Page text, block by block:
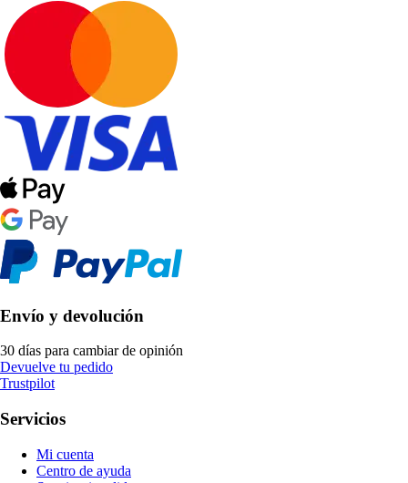
Envío y devolución
30 días para cambiar de opinión
Devuelve tu pedido
Trustpilot
Servicios
Mi cuenta
Centro de ayuda